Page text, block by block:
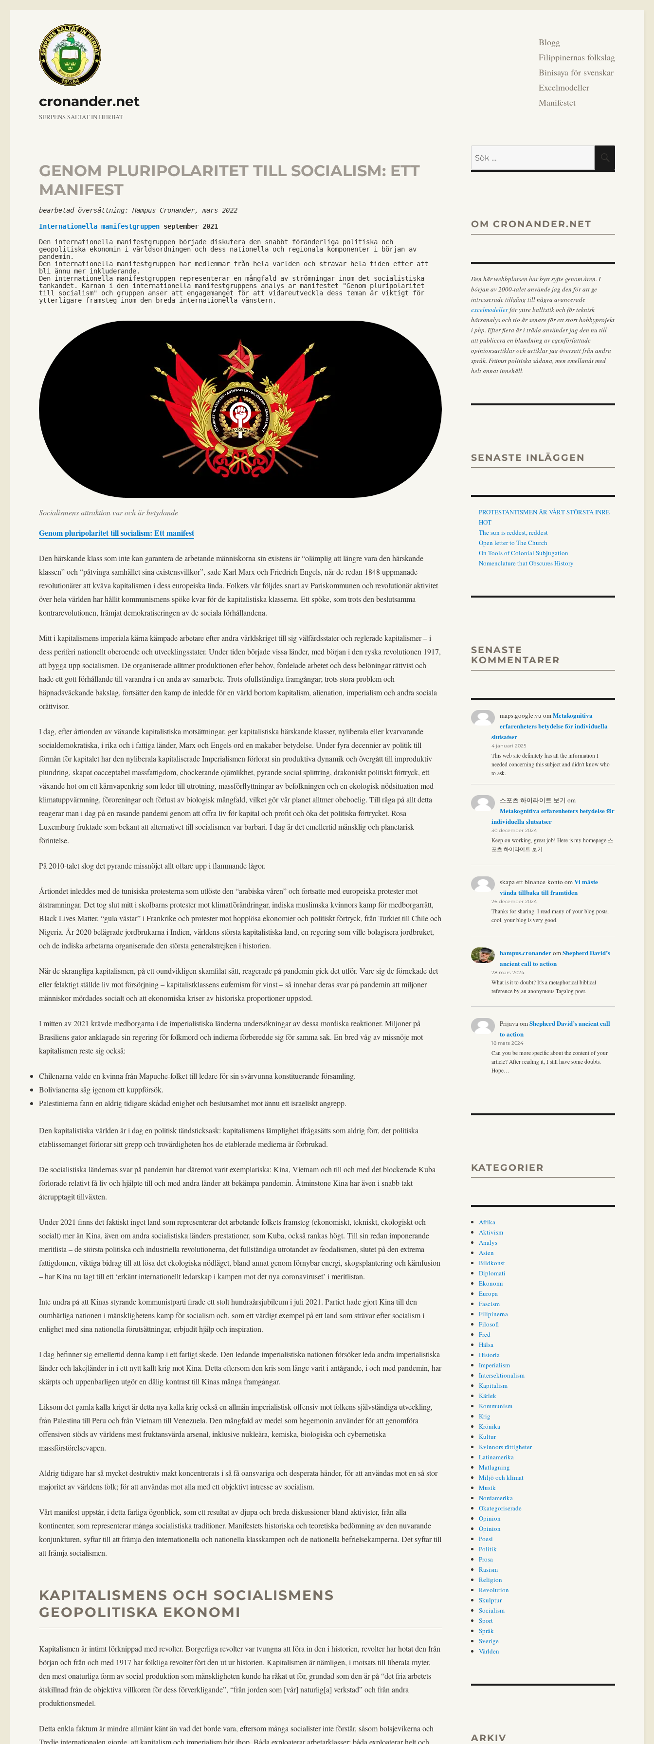
cronander.net
SERPENS SALTAT IN HERBAT
Blogg
Filippinernas folkslag
Binisaya för svenskar
Excelmodeller
Manifestet
GENOM PLURIPOLARITET TILL SOCIALISM: ETT
MANIFEST
bearbetad översättning: Hampus Cronander, mars 2022
Internationella manifestgruppen september 2021
Den internationella manifestgruppen började diskutera den snabbt föränderliga politiska och
geopolitiska ekonomin i världsordningen och dess nationella och regionala komponenter i början av
pandemin.
Den internationella manifestgruppen har medlemmar från hela världen och strävar hela tiden efter att
bli ännu mer inkluderande.
Den internationella manifestgruppen representerar en mångfald av strömningar inom det socialistiska
tänkandet. Kärnan i den internationella manifestgruppens analys är manifestet "Genom pluripolaritet
till socialism" och gruppen anser att engagemanget för att vidareutveckla dess teman är viktigt för
ytterligare framsteg inom den breda internationella vänstern.
Socialismens attraktion var och är betydande
Genom pluripolaritet till socialism: Ett manifest
Den härskande klass som inte kan garantera de arbetande människorna sin existens är “olämplig att längre vara den härskande
klassen” och “påtvinga samhället sina existensvillkor”, sade Karl Marx och Friedrich Engels, när de redan 1848 uppmanade
revolutionärer att kväva kapitalismen i dess europeiska linda. Folkets vår följdes snart av Pariskommunen och revolutionär aktivitet
över hela världen har hållit kommunismens spöke kvar för de kapitalistiska klasserna. Ett spöke, som trots den beslutsamma
kontrarevolutionen, främjat demokratiseringen av de sociala förhållandena.
Mitt i kapitalismens imperiala kärna kämpade arbetare efter andra världskriget till sig välfärdsstater och reglerade kapitalismer – i
dess periferi nationellt oberoende och utvecklingsstater. Under tiden började vissa länder, med början i den ryska revolutionen 1917,
att bygga upp socialismen. De organiserade alltmer produktionen efter behov, fördelade arbetet och dess belöningar rättvist och
hade ett gott förhållande till varandra i en anda av samarbete. Trots ofullständiga framgångar; trots stora problem och
häpnadsväckande bakslag, fortsätter den kamp de inledde för en värld bortom kapitalism, alienation, imperialism och andra sociala
orättvisor.
I dag, efter årtionden av växande kapitalistiska motsättningar, ger kapitalistiska härskande klasser, nyliberala eller kvarvarande
socialdemokratiska, i rika och i fattiga länder, Marx och Engels ord en makaber betydelse. Under fyra decennier av politik till
förmån för kapitalet har den nyliberala kapitaliserade Imperialismen förlorat sin produktiva dynamik och övergått till improduktiv
plundring, skapat oacceptabel massfattigdom, chockerande ojämlikhet, pyrande social splittring, drakoniskt politiskt förtryck, ett
växande hot om ett kärnvapenkrig som leder till utrotning, massförflyttningar av befolkningen och en ekologisk nödsituation med
klimatuppvärmning, föroreningar och förlust av biologisk mångfald, vilket gör vår planet alltmer obeboelig. Till råga på allt detta
reagerar man i dag på en rasande pandemi genom att offra liv för kapital och profit och öka det politiska förtrycket. Rosa
Luxemburg fruktade som bekant att alternativet till socialismen var barbari. I dag är det emellertid mänsklig och planetarisk
förintelse.
På 2010-talet slog det pyrande missnöjet allt oftare upp i flammande lågor.
Årtiondet inleddes med de tunisiska protesterna som utlöste den “arabiska våren” och fortsatte med europeiska protester mot
åtstramningar. Det tog slut mitt i skolbarns protester mot klimatförändringar, indiska muslimska kvinnors kamp för medborgarrätt,
Black Lives Matter, “gula västar” i Frankrike och protester mot hopplösa ekonomier och politiskt förtryck, från Turkiet till Chile och
Nigeria. År 2020 belägrade jordbrukarna i Indien, världens största kapitalistiska land, en regering som ville bolagisera jordbruket,
och de indiska arbetarna organiserade den största generalstrejken i historien.
När de skrangliga kapitalismen, på ett oundvikligen skamfilat sätt, reagerade på pandemin gick det utför. Vare sig de förnekade det
eller felaktigt ställde liv mot försörjning – kapitalistklassens eufemism för vinst – så innebar deras svar på pandemin att miljoner
människor mördades socialt och att ekonomiska kriser av historiska proportioner uppstod.
I mitten av 2021 krävde medborgarna i de imperialistiska länderna undersökningar av dessa mordiska reaktioner. Miljoner på
Brasiliens gator anklagade sin regering för folkmord och indierna förberedde sig för samma sak. En bred våg av missnöje mot
kapitalismen reste sig också:
Chilenarna valde en kvinna från Mapuche-folket till ledare för sin svårvunna konstituerande församling.
Bolivianerna såg igenom ett kuppförsök.
Palestinierna fann en aldrig tidigare skådad enighet och beslutsamhet mot ännu ett israeliskt angrepp.
Den kapitalistiska världen är i dag en politisk tändsticksask: kapitalismens lämplighet ifrågasätts som aldrig förr, det politiska
etablissemanget förlorar sitt grepp och trovärdigheten hos de etablerade medierna är förbrukad.
De socialistiska ländernas svar på pandemin har däremot varit exemplariska: Kina, Vietnam och till och med det blockerade Kuba
förlorade relativt få liv och hjälpte till och med andra länder att bekämpa pandemin. Åtminstone Kina har även i snabb takt
återupptagit tillväxten.
Under 2021 finns det faktiskt inget land som representerar det arbetande folkets framsteg (ekonomiskt, tekniskt, ekologiskt och
socialt) mer än Kina, även om andra socialistiska länders prestationer, som Kuba, också rankas högt. Till sin redan imponerande
meritlista – de största politiska och industriella revolutionerna, det fullständiga utrotandet av feodalismen, slutet på den extrema
fattigdomen, viktiga bidrag till att lösa det ekologiska nödläget, bland annat genom förnybar energi, skogsplantering och kärnfusion
– har Kina nu lagt till ett ‘erkänt internationellt ledarskap i kampen mot det nya coronaviruset’ i meritlistan.
Inte undra på att Kinas styrande kommunistparti firade ett stolt hundraårsjubileum i juli 2021. Partiet hade gjort Kina till den
oumbärliga nationen i mänsklighetens kamp för socialism och, som ett värdigt exempel på ett land som strävar efter socialism i
enlighet med sina nationella förutsättningar, erbjudit hjälp och inspiration.
I dag befinner sig emellertid denna kamp i ett farligt skede. Den ledande imperialistiska nationen försöker leda andra imperialistiska
länder och lakejländer in i ett nytt kallt krig mot Kina. Detta eftersom den kris som länge varit i antågande, i och med pandemin, har
skärpts och uppenbarligen utgör en dålig kontrast till Kinas många framgångar.
Liksom det gamla kalla kriget är detta nya kalla krig också en allmän imperialistisk offensiv mot folkens självständiga utveckling,
från Palestina till Peru och från Vietnam till Venezuela. Den mångfald av medel som hegemonin använder för att genomföra
offensiven stöds av världens mest fruktansvärda arsenal, inklusive nukleära, kemiska, biologiska och cybernetiska
massförstörelsevapen.
Aldrig tidigare har så mycket destruktiv makt koncentrerats i så få oansvariga och desperata händer, för att användas mot en så stor
majoritet av världens folk; för att användas mot alla med ett objektivt intresse av socialism.
Vårt manifest uppstår, i detta farliga ögonblick, som ett resultat av djupa och breda diskussioner bland aktivister, från alla
kontinenter, som representerar många socialistiska traditioner. Manifestets historiska och teoretiska bedömning av den nuvarande
konjunkturen, syftar till att främja den internationella och nationella klasskampen och de nationella befrielsekamperna. Det syftar till
att främja socialismen.
KAPITALISMENS OCH SOCIALISMENS
GEOPOLITISKA EKONOMI
Kapitalismen är intimt förknippad med revolter. Borgerliga revolter var tvungna att föra in den i historien, revolter har hotat den från
början och från och med 1917 har folkliga revolter fört den ut ur historien. Kapitalismen är nämligen, i motsats till liberala myter,
den mest onaturliga form av social produktion som mänskligheten kunde ha råkat ut för, grundad som den är på “det fria arbetets
åtskillnad från de objektiva villkoren för dess förverkligande”, “från jorden som [vår] naturlig[a] verkstad” och från andra
produktionsmedel.
Detta enkla faktum är mindre allmänt känt än vad det borde vara, eftersom många socialister inte förstår, såsom bolsjevikerna och
Tredje internationalen gjorde, att kapitalism och imperialism hör ihop. Båda exploaterar arbetarklasser; båda exploaterar helt och
OM CRONANDER.NET
Den här webbplatsen har bytt syfte genom åren. I
början av 2000-talet använde jag den för att ge
intresserade tillgång till några avancerade
excelmodellerför yttre ballistik och för teknisk
börsanalys och tio år senare för ett stort hobbyprojekt
i php. Efter flera år i träda använder jag den nu till
att publicera en blandning av egenförfattade
opinionsartiklar och artiklar jag översatt från andra
språk. Främst politiska sådana, men emellanåt med
helt annat innehåll.
SENASTE INLÄGGEN
PROTESTANTISMEN ÄR VÅRT STÖRSTA INRE
HOT
The sun is reddest, reddest
Open letter to The Church
On Tools of Colonial Subjugation
Nomenclature that Obscures History
SENASTE
KOMMENTARER
maps.google.vu omMetakognitiva
erfarenheters betydelse för individuella
slutsatser
4 januari 2025
This web site definitely has all the information I
needed concerning this subject and didn't know who
to ask.
스포츠 하이라이트 보기 om
Metakognitiva erfarenheters betydelse för
individuella slutsatser
30 december 2024
Keep on working, great job! Here is my homepage 스
포츠 하이라이트 보기
skapa ett binance-konto omVi måste
vända tillbaka till framtiden
26 december 2024
Thanks for sharing. I read many of your blog posts,
cool, your blog is very good.
hampus.cronanderomShepherd David’s
ancient call to action
28 mars 2024
What is it to doubt? It's a metaphorical biblical
reference by an anonymous Tagalog poet.
PrijavaomShepherd David’s ancient call
to action
18 mars 2024
Can you be more specific about the content of your
article? After reading it, I still have some doubts.
Hope…
KATEGORIER
Afrika
Aktivism
Analys
Asien
Bildkonst
Diplomati
Ekonomi
Europa
Fascism
Filipinerna
Filosofi
Fred
Hälsa
Historia
Imperialism
Intersektionalism
Kapitalism
Kärlek
Kommunism
Krig
Krönika
Kultur
Kvinnors rättigheter
Latinamerika
Matlagning
Miljö och klimat
Musik
Nordamerika
Okategoriserade
Opinion
Opinion
Poesi
Politik
Prosa
Rasism
Religion
Revolution
Skulptur
Socialism
Sport
Språk
Sverige
Världen
ARKIV